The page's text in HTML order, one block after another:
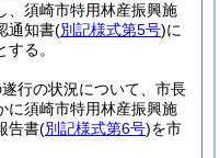
、須崎市特用林産振興施
通知書(別記様式第5号)に
る。
行の状況について、市長
に須崎市特用林産振興施
告書(別記様式第6号)を市